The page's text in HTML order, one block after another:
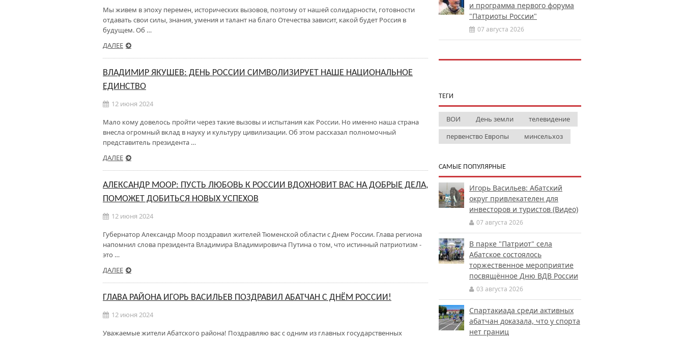
Мы живем в эпоху перемен, исторических вызовов, поэтому от нашей солидарности, готовности
отдавать свои силы, знания, умения и талант на благо Отечества зависит, какой будет Россия в
будущем. Об …
ДАЛЕЕ
ВЛАДИМИР ЯКУШЕВ: ДЕНЬ РОССИИ СИМВОЛИЗИРУЕТ НАШЕ НАЦИОНАЛЬНОЕ
ЕДИНСТВО
12 июня 2024
Мало кому довелось пройти через такие вызовы и испытания как России. Но именно наша страна
внесла огромный вклад в науку и культуру цивилизации. Об этом рассказал полномочный
представитель президента …
ДАЛЕЕ
АЛЕКСАНДР МООР: ПУСТЬ ЛЮБОВЬ К РОССИИ ВДОХНОВИТ ВАС НА ДОБРЫЕ ДЕЛА,
ПОМОЖЕТ ДОБИТЬСЯ НОВЫХ УСПЕХОВ
12 июня 2024
Губернатор Александр Моор поздравил жителей Тюменской области с Днем России. Глава региона
напомнил слова президента Владимира Владимировича Путина о том, что истинный патриотизм -
это …
ДАЛЕЕ
ГЛАВА РАЙОНА ИГОРЬ ВАСИЛЬЕВ ПОЗДРАВИЛ АБАТЧАН С ДНЁМ РОССИИ!
12 июня 2024
Уважаемые жители Абатского района! Поздравляю вас с одним из главных государственных
и программа первого форума
"Патриоты России"
07 августа 2026
ТЕГИ
ВОИ День земли
телевидение
первенство Европы
минсельхоз
САМЫЕ ПОПУЛЯРНЫЕ
Игорь Васильев: Абатский
округ привлекателен для
инвесторов и туристов (Видео)
07 августа 2026
В парке "Патриот" села
Абатское состоялось
торжественное мероприятие
посвящённое Дню ВДВ России
03 августа 2026
Спартакиада среди активных
абатчан доказала, что у спорта
нет границ